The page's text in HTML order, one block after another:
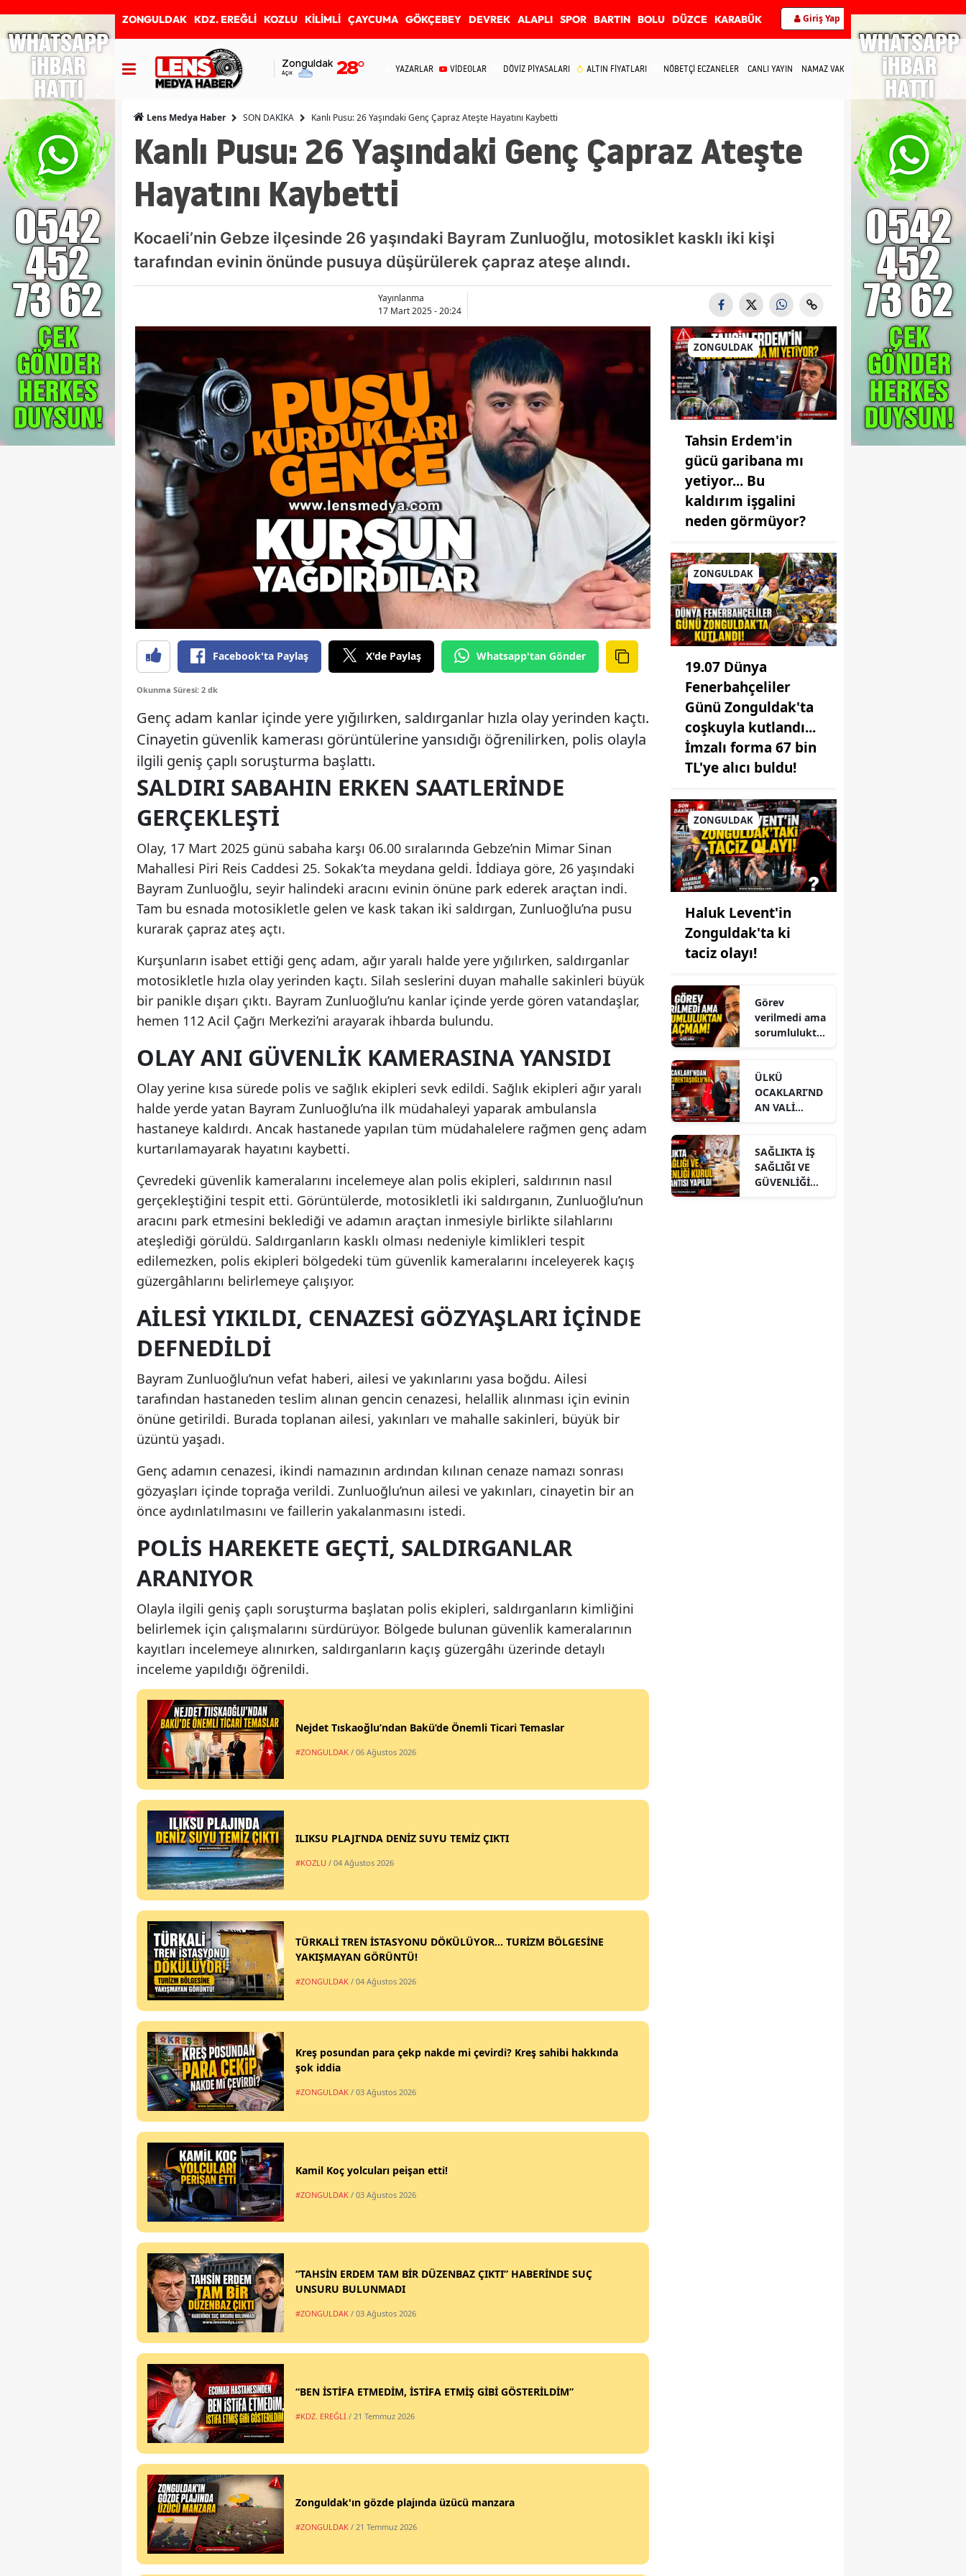
ZONGULDAK KDZ. EREĞLİ KOZLU KİLİMLİ ÇAYCUMA GÖKÇEBEY DEVREK ALAPLI SPOR BARTIN BOLU DÜZCE KARABÜK Giriş Yap
Zonguldak
Açık 28° YAZARLAR VİDEOLAR DÖVİZ PİYASALARI ALTIN FİYATLARI NÖBETÇİ ECZANELER CANLI YAYIN NAMAZ VAKİTLERİ İLETİŞİM
Lens Medya Haber SON DAKİKA Kanlı Pusu: 26 Yaşındaki Genç Çapraz Ateşte Hayatını Kaybetti
Kanlı Pusu: 26 Yaşındaki Genç Çapraz Ateşte
Hayatını Kaybetti
Kocaeli’nin Gebze ilçesinde 26 yaşındaki Bayram Zunluoğlu, motosiklet kasklı iki kişi
tarafından evinin önünde pusuya düşürülerek çapraz ateşe alındı.
Yayınlanma
17 Mart 2025 - 20:24
Facebook'ta Paylaş X'de Paylaş Whatsapp'tan Gönder
Okunma Süresi: 2 dk
Genç adam kanlar içinde yere yığılırken, saldırganlar hızla olay yerinden kaçtı.
Cinayetin güvenlik kamerası görüntülerine yansıdığı öğrenilirken, polis olayla
ilgili geniş çaplı soruşturma başlattı.
SALDIRI SABAHIN ERKEN SAATLERİNDE
GERÇEKLEŞTİ
Olay, 17 Mart 2025 günü sabaha karşı 06.00 sıralarında Gebze’nin Mimar Sinan
Mahallesi Piri Reis Caddesi 25. Sokak’ta meydana geldi. İddiaya göre, 26 yaşındaki
Bayram Zunluoğlu, seyir halindeki aracını evinin önüne park ederek araçtan indi.
Tam bu esnada motosikletle gelen ve kask takan iki saldırgan, Zunluoğlu’na pusu
kurarak çapraz ateş açtı.
Kurşunların isabet ettiği genç adam, ağır yaralı halde yere yığılırken, saldırganlar
motosikletle hızla olay yerinden kaçtı. Silah seslerini duyan mahalle sakinleri büyük
bir panikle dışarı çıktı. Bayram Zunluoğlu’nu kanlar içinde yerde gören vatandaşlar,
hemen 112 Acil Çağrı Merkezi’ni arayarak ihbarda bulundu.
OLAY ANI GÜVENLİK KAMERASINA YANSIDI
Olay yerine kısa sürede polis ve sağlık ekipleri sevk edildi. Sağlık ekipleri ağır yaralı
halde yerde yatan Bayram Zunluoğlu’na ilk müdahaleyi yaparak ambulansla
hastaneye kaldırdı. Ancak hastanede yapılan tüm müdahalelere rağmen genç adam
kurtarılamayarak hayatını kaybetti.
Çevredeki güvenlik kameralarını incelemeye alan polis ekipleri, saldırının nasıl
gerçekleştiğini tespit etti. Görüntülerde, motosikletli iki saldırganın, Zunluoğlu’nun
aracını park etmesini beklediği ve adamın araçtan inmesiyle birlikte silahlarını
ateşlediği görüldü. Saldırganların kasklı olması nedeniyle kimlikleri tespit
edilemezken, polis ekipleri bölgedeki tüm güvenlik kameralarını inceleyerek kaçış
güzergâhlarını belirlemeye çalışıyor.
AİLESİ YIKILDI, CENAZESİ GÖZYAŞLARI İÇİNDE
DEFNEDİLDİ
Bayram Zunluoğlu’nun vefat haberi, ailesi ve yakınlarını yasa boğdu. Ailesi
tarafından hastaneden teslim alınan gencin cenazesi, helallik alınması için evinin
önüne getirildi. Burada toplanan ailesi, yakınları ve mahalle sakinleri, büyük bir
üzüntü yaşadı.
Genç adamın cenazesi, ikindi namazının ardından kılınan cenaze namazı sonrası
gözyaşları içinde toprağa verildi. Zunluoğlu’nun ailesi ve yakınları, cinayetin bir an
önce aydınlatılmasını ve faillerin yakalanmasını istedi.
POLİS HAREKETE GEÇTİ, SALDIRGANLAR
ARANIYOR
Olayla ilgili geniş çaplı soruşturma başlatan polis ekipleri, saldırganların kimliğini
belirlemek için çalışmalarını sürdürüyor. Bölgede bulunan güvenlik kameralarının
kayıtları incelemeye alınırken, saldırganların kaçış güzergâhı üzerinde detaylı
inceleme yapıldığı öğrenildi.
Nejdet Tıskaoğlu’ndan Bakü’de Önemli Ticari Temaslar
#ZONGULDAK / 06 Ağustos 2026
ILIKSU PLAJI’NDA DENİZ SUYU TEMİZ ÇIKTI
#KOZLU / 04 Ağustos 2026
TÜRKALİ TREN İSTASYONU DÖKÜLÜYOR... TURİZM BÖLGESİNE
YAKIŞMAYAN GÖRÜNTÜ!
#ZONGULDAK / 04 Ağustos 2026
Kreş posundan para çekp nakde mi çevirdi? Kreş sahibi hakkında
şok iddia
#ZONGULDAK / 03 Ağustos 2026
Kamil Koç yolcuları peişan etti!
#ZONGULDAK / 03 Ağustos 2026
“TAHSİN ERDEM TAM BİR DÜZENBAZ ÇIKTI” HABERİNDE SUÇ
UNSURU BULUNMADI
#ZONGULDAK / 03 Ağustos 2026
“BEN İSTİFA ETMEDİM, İSTİFA ETMİŞ GİBİ GÖSTERİLDİM”
#KDZ. EREĞLİ / 21 Temmuz 2026
Zonguldak'ın gözde plajında üzücü manzara
#ZONGULDAK / 21 Temmuz 2026
ZONGULDAK
Tahsin Erdem'in
gücü garibana mı
yetiyor... Bu
kaldırım işgalini
neden görmüyor?
ZONGULDAK
19.07 Dünya
Fenerbahçeliler
Günü Zonguldak'ta
coşkuyla kutlandı...
İmzalı forma 67 bin
TL'ye alıcı buldu!
ZONGULDAK
Haluk Levent'in
Zonguldak'ta ki
taciz olayı!
Görev
verilmedi ama
sorumlulukta
ÜLKÜ
OCAKLARI’ND
AN VALİ
ZİYARET
SAĞLIKTA İŞ
SAĞLIĞI VE
GÜVENLİĞİ